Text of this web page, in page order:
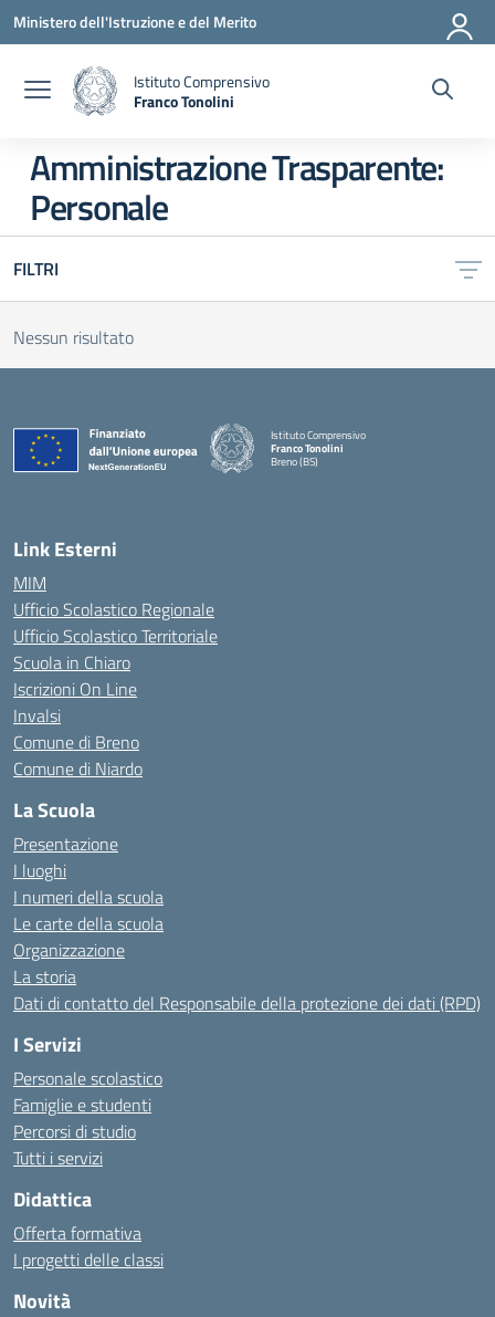
Vai ai contenuti
Vai al menu di navigazione
Vai al footer
Ministero dell'Istruzione e del Merito
Istituto Comprensivo
Franco Tonolini
Amministrazione Trasparente:
Personale
FILTRI
Nessun risultato
Istituto Comprensivo
Franco Tonolini
Breno (BS)
Link Esterni
MIM
Ufficio Scolastico Regionale
Ufficio Scolastico Territoriale
Scuola in Chiaro
Iscrizioni On Line
Invalsi
Comune di Breno
Comune di Niardo
La Scuola
Presentazione
I luoghi
I numeri della scuola
Le carte della scuola
Organizzazione
La storia
Dati di contatto del Responsabile della protezione dei dati (RPD)
I Servizi
Personale scolastico
Famiglie e studenti
Percorsi di studio
Tutti i servizi
Didattica
Offerta formativa
I progetti delle classi
Novità